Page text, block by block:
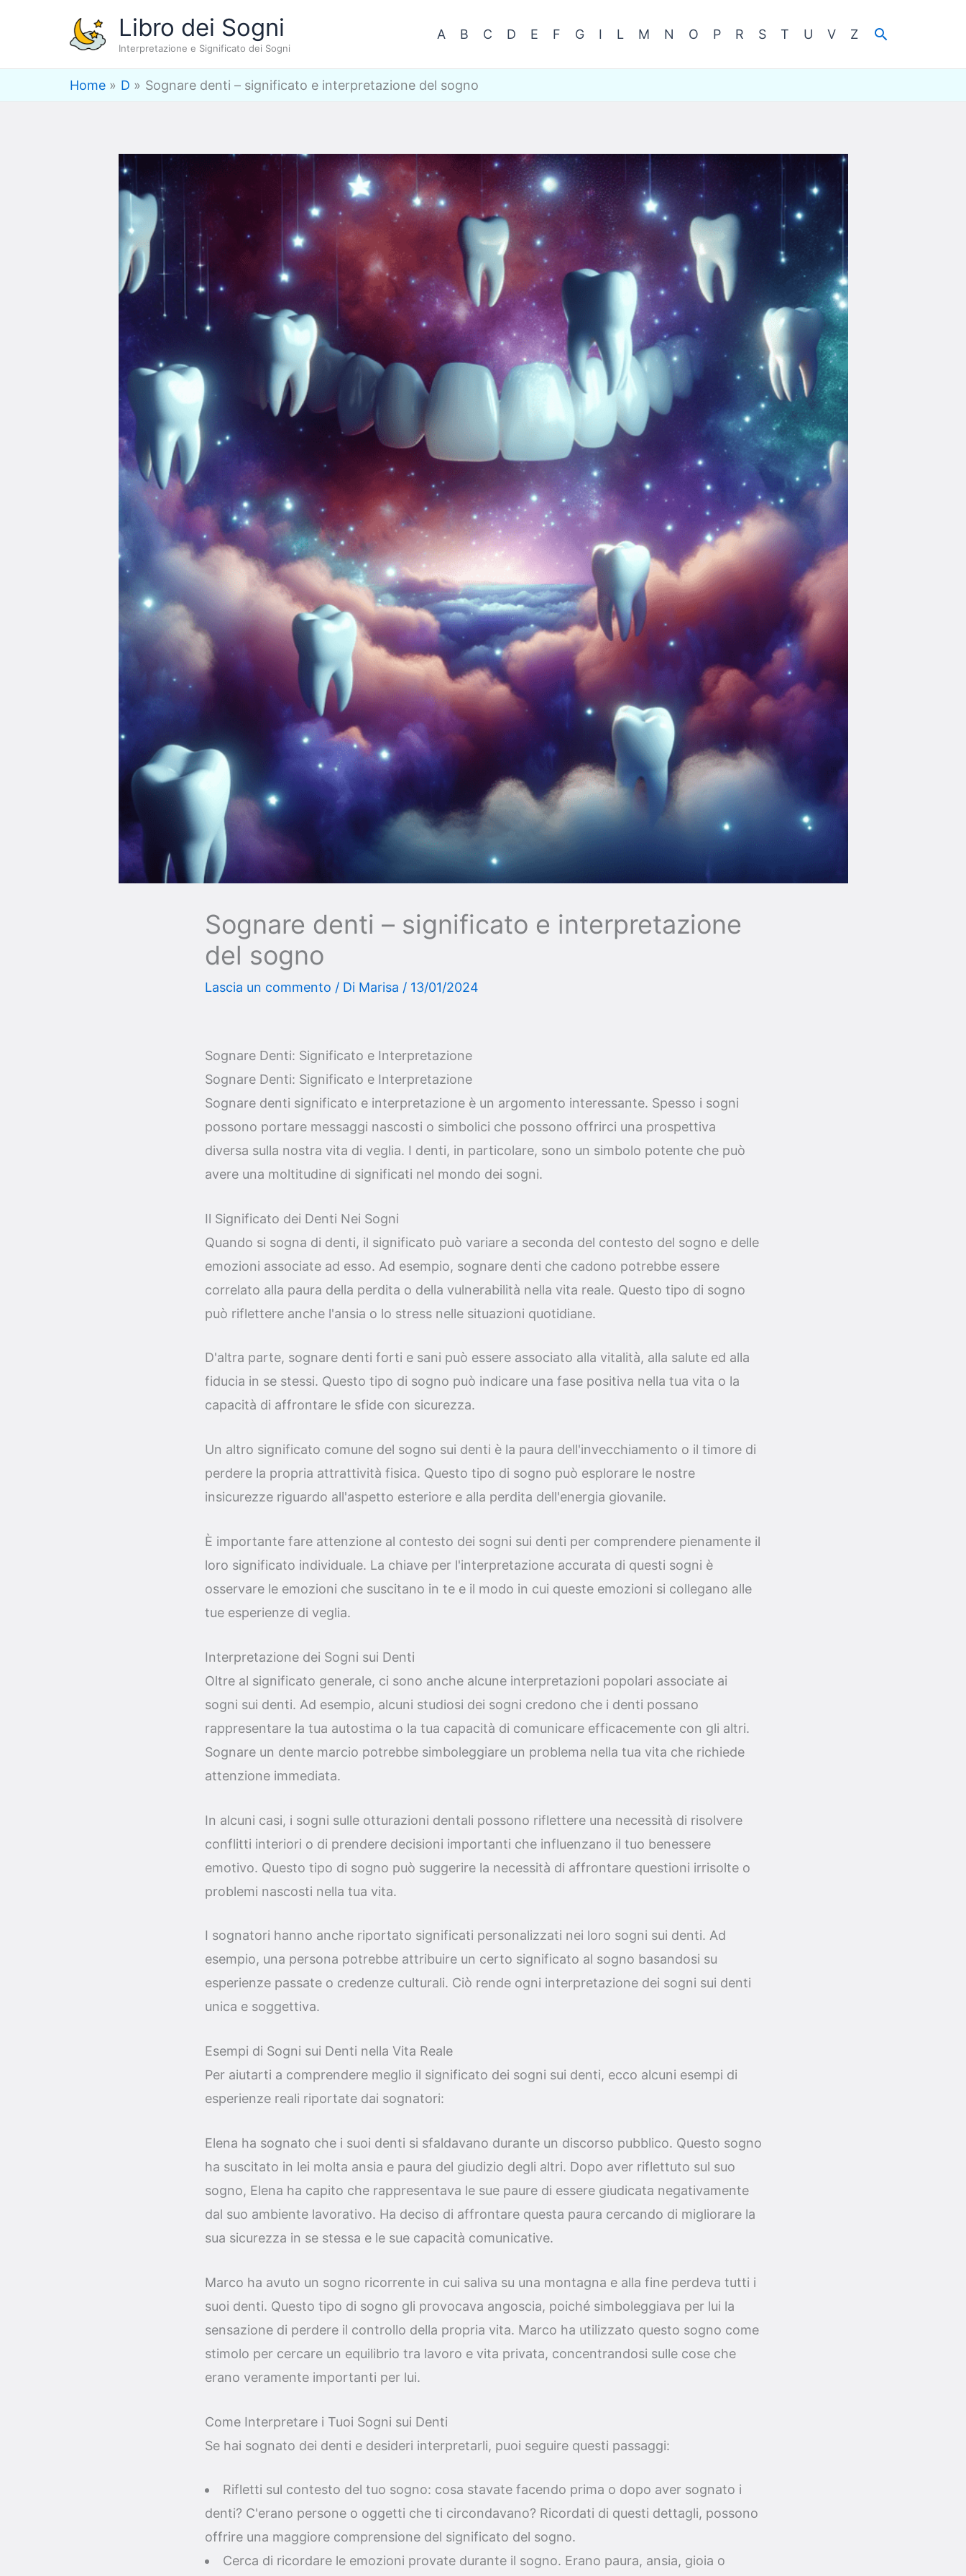
Libro dei Sogni
Interpretazione e Significato dei Sogni
A B C D E F G I L M N O P R S T U V Z Cerca
Home D Sognare denti – significato e interpretazione del sogno
Sognare denti – significato e interpretazione
del sogno
Lascia un commento / Di Marisa / 13/01/2024
Sognare Denti: Significato e Interpretazione
Sognare Denti: Significato e Interpretazione
Sognare denti significato e interpretazione è un argomento interessante. Spesso i sogni
possono portare messaggi nascosti o simbolici che possono offrirci una prospettiva
diversa sulla nostra vita di veglia. I denti, in particolare, sono un simbolo potente che può
avere una moltitudine di significati nel mondo dei sogni.
Il Significato dei Denti Nei Sogni
Quando si sogna di denti, il significato può variare a seconda del contesto del sogno e delle
emozioni associate ad esso. Ad esempio, sognare denti che cadono potrebbe essere
correlato alla paura della perdita o della vulnerabilità nella vita reale. Questo tipo di sogno
può riflettere anche l'ansia o lo stress nelle situazioni quotidiane.
D'altra parte, sognare denti forti e sani può essere associato alla vitalità, alla salute ed alla
fiducia in se stessi. Questo tipo di sogno può indicare una fase positiva nella tua vita o la
capacità di affrontare le sfide con sicurezza.
Un altro significato comune del sogno sui denti è la paura dell'invecchiamento o il timore di
perdere la propria attrattività fisica. Questo tipo di sogno può esplorare le nostre
insicurezze riguardo all'aspetto esteriore e alla perdita dell'energia giovanile.
È importante fare attenzione al contesto dei sogni sui denti per comprendere pienamente il
loro significato individuale. La chiave per l'interpretazione accurata di questi sogni è
osservare le emozioni che suscitano in te e il modo in cui queste emozioni si collegano alle
tue esperienze di veglia.
Interpretazione dei Sogni sui Denti
Oltre al significato generale, ci sono anche alcune interpretazioni popolari associate ai
sogni sui denti. Ad esempio, alcuni studiosi dei sogni credono che i denti possano
rappresentare la tua autostima o la tua capacità di comunicare efficacemente con gli altri.
Sognare un dente marcio potrebbe simboleggiare un problema nella tua vita che richiede
attenzione immediata.
In alcuni casi, i sogni sulle otturazioni dentali possono riflettere una necessità di risolvere
conflitti interiori o di prendere decisioni importanti che influenzano il tuo benessere
emotivo. Questo tipo di sogno può suggerire la necessità di affrontare questioni irrisolte o
problemi nascosti nella tua vita.
I sognatori hanno anche riportato significati personalizzati nei loro sogni sui denti. Ad
esempio, una persona potrebbe attribuire un certo significato al sogno basandosi su
esperienze passate o credenze culturali. Ciò rende ogni interpretazione dei sogni sui denti
unica e soggettiva.
Esempi di Sogni sui Denti nella Vita Reale
Per aiutarti a comprendere meglio il significato dei sogni sui denti, ecco alcuni esempi di
esperienze reali riportate dai sognatori:
Elena ha sognato che i suoi denti si sfaldavano durante un discorso pubblico. Questo sogno
ha suscitato in lei molta ansia e paura del giudizio degli altri. Dopo aver riflettuto sul suo
sogno, Elena ha capito che rappresentava le sue paure di essere giudicata negativamente
dal suo ambiente lavorativo. Ha deciso di affrontare questa paura cercando di migliorare la
sua sicurezza in se stessa e le sue capacità comunicative.
Marco ha avuto un sogno ricorrente in cui saliva su una montagna e alla fine perdeva tutti i
suoi denti. Questo tipo di sogno gli provocava angoscia, poiché simboleggiava per lui la
sensazione di perdere il controllo della propria vita. Marco ha utilizzato questo sogno come
stimolo per cercare un equilibrio tra lavoro e vita privata, concentrandosi sulle cose che
erano veramente importanti per lui.
Come Interpretare i Tuoi Sogni sui Denti
Se hai sognato dei denti e desideri interpretarli, puoi seguire questi passaggi:
Rifletti sul contesto del tuo sogno: cosa stavate facendo prima o dopo aver sognato i
denti? C'erano persone o oggetti che ti circondavano? Ricordati di questi dettagli, possono
offrire una maggiore comprensione del significato del sogno.
Cerca di ricordare le emozioni provate durante il sogno. Erano paura, ansia, gioia o